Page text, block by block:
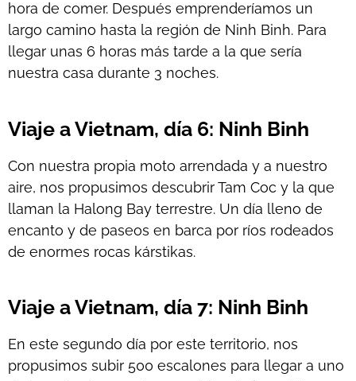
hora de comer. Después emprenderíamos un
largo camino hasta la región de Ninh Binh. Para
llegar unas 6 horas más tarde a la que sería
nuestra casa durante 3 noches.
Viaje a Vietnam, día 6: Ninh Binh
Con nuestra propia moto arrendada y a nuestro
aire, nos propusimos descubrir Tam Coc y la que
llaman la Halong Bay terrestre. Un día lleno de
encanto y de paseos en barca por ríos rodeados
de enormes rocas kárstikas.
Viaje a Vietnam, día 7: Ninh Binh
En este segundo día por este territorio, nos
propusimos subir 500 escalones para llegar a uno